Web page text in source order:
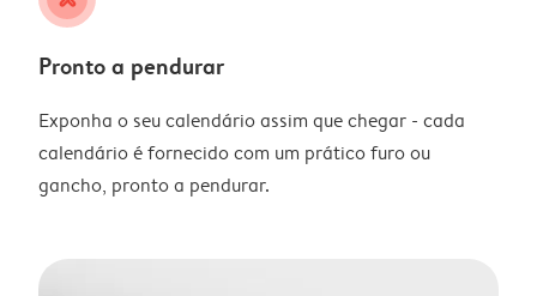
Pronto a pendurar
Exponha o seu calendário assim que chegar - cada
calendário é fornecido com um prático furo ou
gancho, pronto a pendurar.